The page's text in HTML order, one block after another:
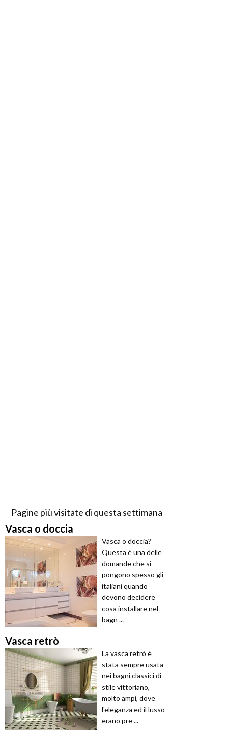
Pagine più visitate di questa settimana
Vasca o doccia
Vasca o doccia?
Questa è una delle
domande che si
pongono spesso gli
italiani quando
devono decidere
cosa installare nel
bagn ...
Vasca retrò
La vasca retrò è
stata sempre usata
nei bagni classici di
stile vittoriano,
molto ampi, dove
l'eleganza ed il lusso
erano pre ...